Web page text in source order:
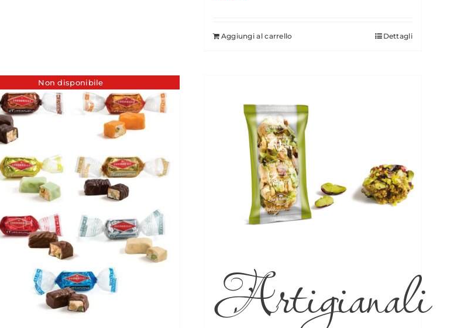
Aggiungi al carrello Dettagli
Non disponibile
Artigianali